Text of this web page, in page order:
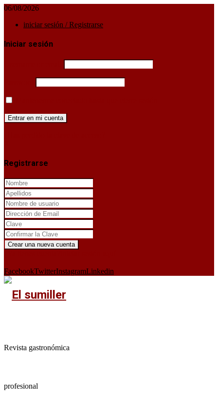
06/08/2026
iniciar sesión / Registrarse
Iniciar sesión
Registrarse
FacebookTwitterInstagramLinkedin
Revista gastronómica
profesional